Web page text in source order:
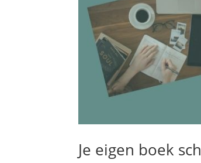
Je eigen boek